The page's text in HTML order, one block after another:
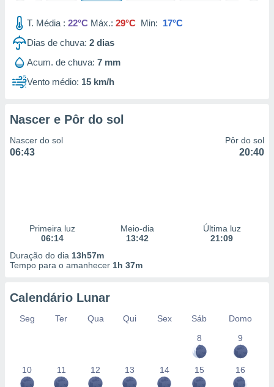
T. Média : 22°C Máx.: 29°C Min: 17°C
Dias de chuva: 2 dias
Acum. de chuva: 7 mm
Vento médio: 15 km/h
Nascer e Pôr do sol
Nascer do sol
06:43
Pôr do sol
20:40
Primeira luz
06:14
Meio-dia
13:42
Última luz
21:09
Duração do dia 13h57m
Tempo para o amanhecer 1h 37m
Calendário Lunar
Seg Ter Qua Qui Sex Sáb
Domo
8
9
10 11 12 13 14 15 16